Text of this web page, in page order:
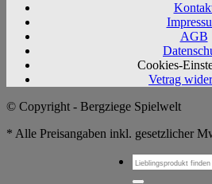
AGB
Cookies-
Vetrag
© Copyright - Bergziege Spielwelt
* Alle Preisangaben inkl. gesetzlicher
Suchen
nach: